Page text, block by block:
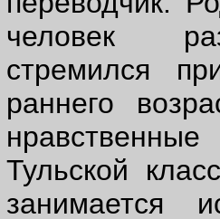
человек
стремился
раннего
Тульской
занимается